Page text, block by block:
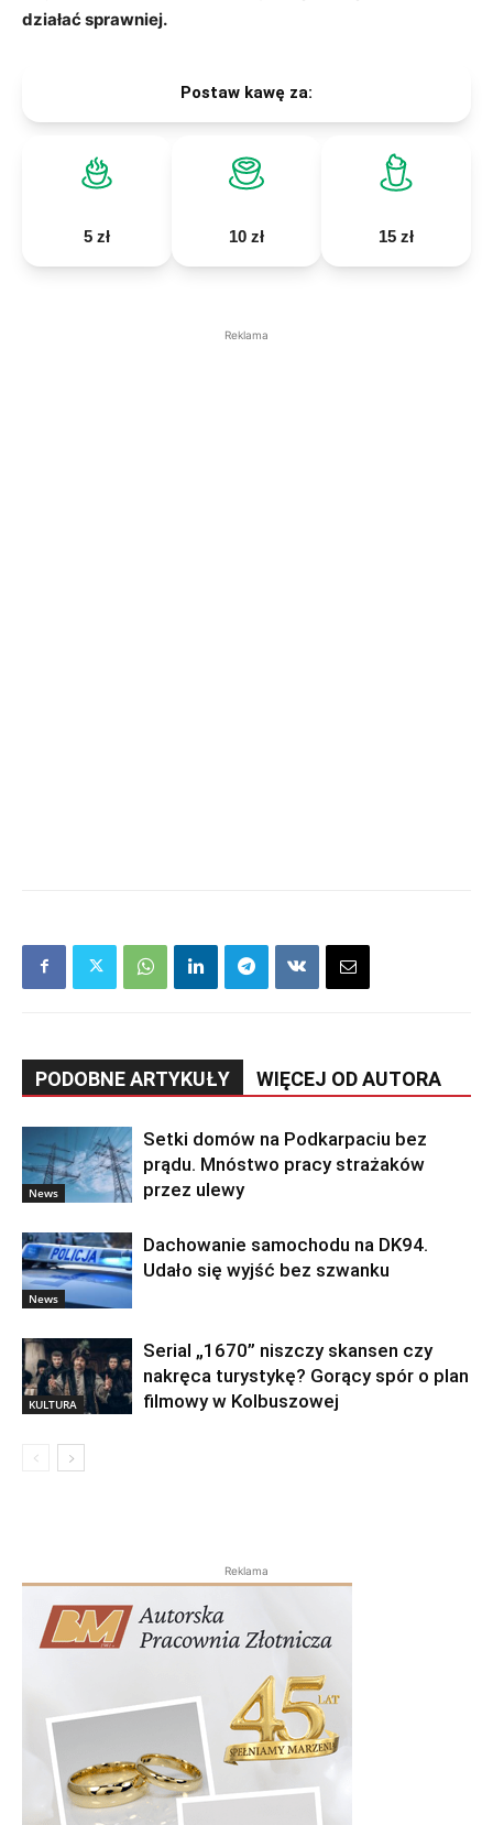
działać sprawniej.
Postaw kawę za:
5 zł 10 zł 15 zł
Reklama
PODOBNE ARTYKUŁY WIĘCEJ OD AUTORA
News
Setki domów na Podkarpaciu bez
prądu. Mnóstwo pracy strażaków
przez ulewy
News
Dachowanie samochodu na DK94.
Udało się wyjść bez szwanku
KULTURA
Serial „1670” niszczy skansen czy
nakręca turystykę? Gorący spór o plan
filmowy w Kolbuszowej
Reklama